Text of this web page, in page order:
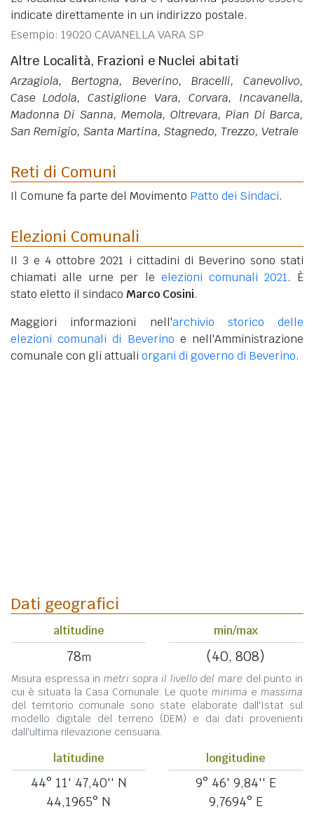
indicate direttamente in un indirizzo postale.
Esempio: 19020 CAVANELLA VARA SP
Altre Località, Frazioni e Nuclei abitati
Arzagiola, Bertogna, Beverino, Bracelli, Canevolivo,
Case Lodola, Castiglione Vara, Corvara, Incavanella,
Madonna Di Sanna, Memola, Oltrevara, Pian Di Barca,
San Remigio, Santa Martina, Stagnedo, Trezzo, Vetrale
Reti di Comuni
Il Comune fa parte del Movimento Patto dei Sindaci.
Elezioni Comunali
Il 3 e 4 ottobre 2021 i cittadini di Beverino sono stati
chiamati alle urne per le elezioni comunali 2021. È
stato eletto il sindaco Marco Cosini.
Maggiori informazioni nell'archivio storico delle
elezioni comunali di Beverino e nell'Amministrazione
comunale con gli attuali organi di governo di Beverino.
Dati geografici
altitudine
78m
min/max
(40, 808)
Misura espressa in metri sopra il livello del mare del punto in
cui è situata la Casa Comunale. Le quote minima e massima
del territorio comunale sono state elaborate dall'Istat sul
modello digitale del terreno (DEM) e dai dati provenienti
dall'ultima rilevazione censuaria.
latitudine
44° 11' 47,40'' N
44,1965° N
longitudine
9° 46' 9,84'' E
9,7694° E